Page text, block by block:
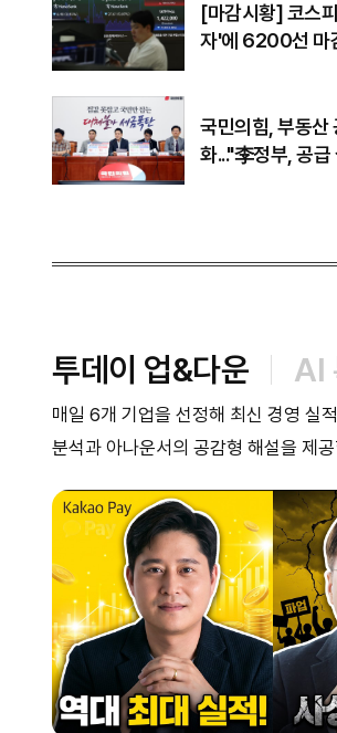
[마감시황] 코스피, 외국인 '팔
자'에 6200선 마
국민의힘, 부동산
화..."李정부, 공급
투데이 업&다운 AI
매일 6개 기업을 선정해 최신 경영 실
분석과 아나운서의 공감형 해설을 제